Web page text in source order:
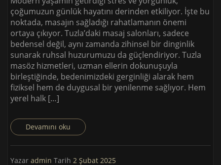
çoğumuzun günlük hayatını derinden etkiliyor. İşte bu
noktada, masajın sağladığı rahatlamanın önemi
ortaya çıkıyor. Tuzla’daki masaj salonları, sadece
bedensel değil, aynı zamanda zihinsel bir dinginlik
sunarak ruhsal huzurumuzu da güçlendiriyor. Tuzla
masöz hizmetleri, uzman ellerin dokunuşuyla
birleştiğinde, bedenimizdeki gerginliği alarak hem
fiziksel hem de duygusal bir yenilenme sağlıyor. Hem
yerel halk […]
Devamını oku
Yazar admin Tarih 2 Şubat 2025